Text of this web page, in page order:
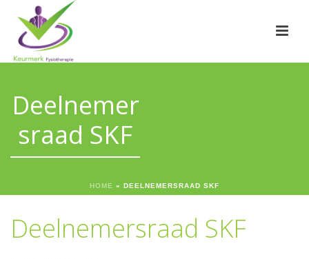
Deelnemer
sraad SKF
HOME » DEELNEMERSRAAD SKF
Deelnemersraad SKF